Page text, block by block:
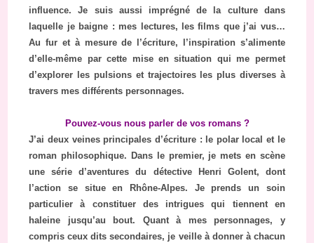
influence. Je suis aussi imprégné de la culture dans
laquelle je baigne : mes lectures, les films que j’ai vus…
Au fur et à mesure de l’écriture, l’inspiration s’alimente
d’elle-même par cette mise en situation qui me permet
d’explorer les pulsions et trajectoires les plus diverses à
travers mes différents personnages.
Pouvez-vous nous parler de vos romans ?
J’ai deux veines principales d’écriture : le polar local et le
roman philosophique. Dans le premier, je mets en scène
une série d’aventures du détective Henri Golent, dont
l’action se situe en Rhône-Alpes. Je prends un soin
particulier à constituer des intrigues qui tiennent en
haleine jusqu’au bout. Quant à mes personnages, y
compris ceux dits secondaires, je veille à donner à chacun